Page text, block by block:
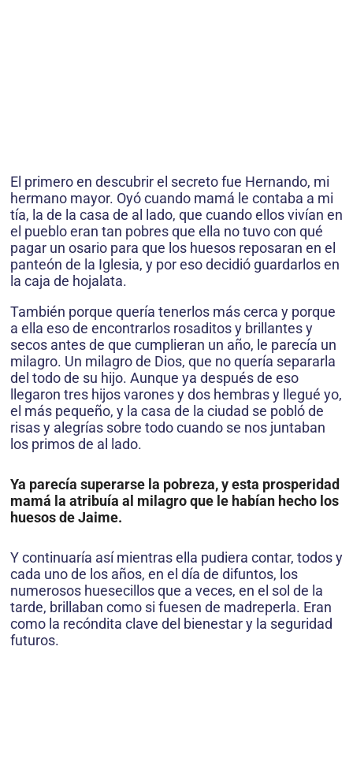
El primero en descubrir el secreto fue Hernando, mi
hermano mayor. Oyó cuando mamá le contaba a mi
tía, la de la casa de al lado, que cuando ellos vivían en
el pueblo eran tan pobres que ella no tuvo con qué
pagar un osario para que los huesos reposaran en el
panteón de la Iglesia, y por eso decidió guardarlos en
la caja de hojalata.
También porque quería tenerlos más cerca y porque
a ella eso de encontrarlos rosaditos y brillantes y
secos antes de que cumplieran un año, le parecía un
milagro. Un milagro de Dios, que no quería separarla
del todo de su hijo. Aunque ya después de eso
llegaron tres hijos varones y dos hembras y llegué yo,
el más pequeño, y la casa de la ciudad se pobló de
risas y alegrías sobre todo cuando se nos juntaban
los primos de al lado.
Ya parecía superarse la pobreza, y esta prosperidad
mamá la atribuía al milagro que le habían hecho los
huesos de Jaime.
Y continuaría así mientras ella pudiera contar, todos y
cada uno de los años, en el día de difuntos, los
numerosos huesecillos que a veces, en el sol de la
tarde, brillaban como si fuesen de madreperla. Eran
como la recóndita clave del bienestar y la seguridad
futuros.